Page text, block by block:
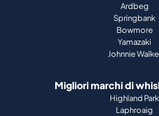
Ardbeg
Springbank
Bowmore
Yamazaki
Johnnie
Migliori marchi di
Highland Park
Laphroaig